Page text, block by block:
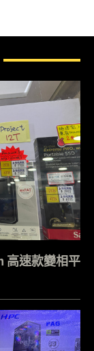
高速款變相平